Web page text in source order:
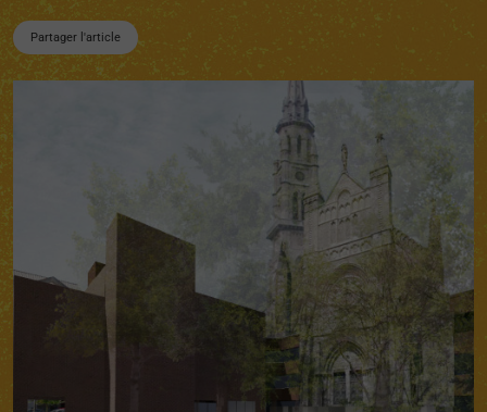
Partager l'article